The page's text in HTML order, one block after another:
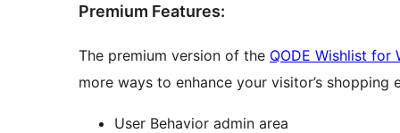
Premium Features:
The premium version of the QODE Wishlist for
more ways to enhance your visitor’s
User Behavior admin area